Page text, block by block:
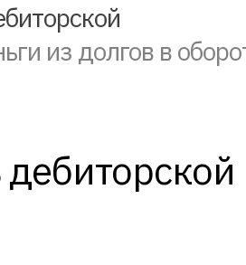
из долгов в